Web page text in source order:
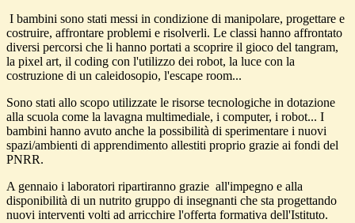
I bambini sono stati messi in condizione di manipolare, progettare e
costruire, affrontare problemi e risolverli. Le classi hanno affrontato
diversi percorsi che li hanno portati a scoprire il gioco del tangram,
la pixel art, il coding con l'utilizzo dei robot, la luce con la
costruzione di un caleidosopio, l'escape room...
Sono stati allo scopo utilizzate le risorse tecnologiche in dotazione
alla scuola come la lavagna multimediale, i computer, i robot... I
bambini hanno avuto anche la possibilità di sperimentare i nuovi
spazi/ambienti di apprendimento allestiti proprio grazie ai fondi del
PNRR.
A gennaio i laboratori ripartiranno grazie all'impegno e alla
disponibilità di un nutrito gruppo di insegnanti che sta progettando
nuovi interventi volti ad arricchire l'offerta formativa dell'Istituto.